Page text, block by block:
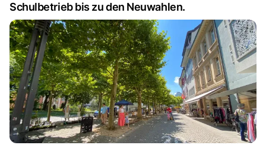
Schulbetrieb bis zu den Neuwahlen.